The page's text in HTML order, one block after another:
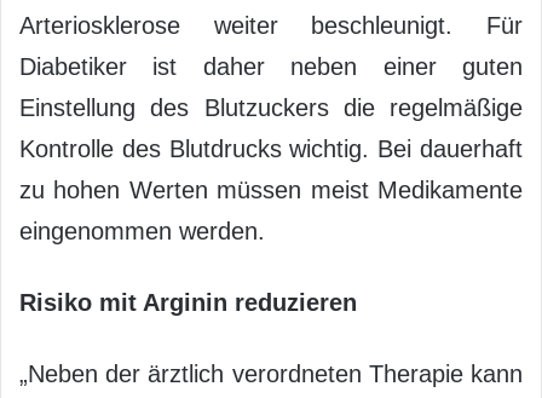
Arteriosklerose weiter beschleunigt. Für
Diabetiker ist daher neben einer guten
Einstellung des Blutzuckers die regelmäßige
Kontrolle des Blutdrucks wichtig. Bei dauerhaft
zu hohen Werten müssen meist Medikamente
eingenommen werden.
Risiko mit Arginin reduzieren
„Neben der ärztlich verordneten Therapie kann